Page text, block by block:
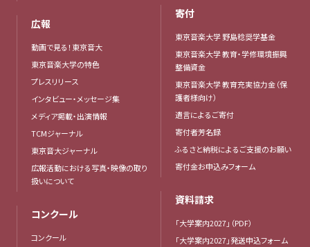
広報
動画で見る！東京音大
東京音楽大学の特色
プレスリリース
インタビュー・メッセージ集
メディア掲載・出演情報
TCMジャーナル
東京音大ジャーナル
広報活動における写真・映像の取り
扱いについて
コンクール
コンクール
寄付
東京音楽大学 野島稔奨学基金
東京音楽大学 教育・学修環境振興
整備資金
東京音楽大学 教育充実協力金（保
護者様向け）
遺言によるご寄付
寄付者芳名録
ふるさと納税によるご支援のお願い
寄付金お申込みフォーム
資料請求
「大学案内2027」（PDF）
「大学案内2027」発送申込フォーム